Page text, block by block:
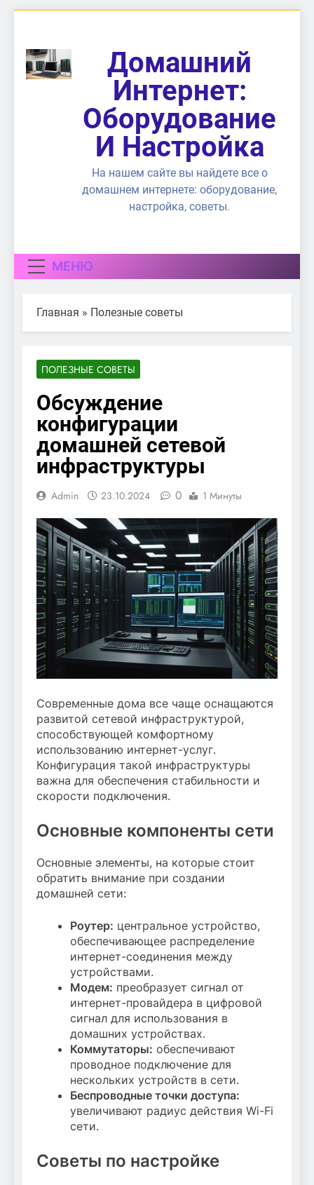
содержимому
Домашний
Интернет:
Оборудование
И Настройка
На нашем сайте вы найдете все о
домашнем интернете: оборудование,
настройка, советы.
МЕНЮ
Главная » Полезные советы
ПОЛЕЗНЫЕ СОВЕТЫ
Обсуждение
конфигурации
домашней сетевой
инфраструктуры
Admin 23.10.2024 0 1 Минуты
Современные дома все чаще оснащаются
развитой сетевой инфраструктурой,
способствующей комфортному
использованию интернет-услуг.
Конфигурация такой инфраструктуры
важна для обеспечения стабильности и
скорости подключения.
Основные компоненты сети
Основные элементы, на которые стоит
обратить внимание при создании
домашней сети:
Роутер: центральное устройство,
обеспечивающее распределение
интернет-соединения между
устройствами.
Модем: преобразует сигнал от
интернет-провайдера в цифровой
сигнал для использования в
домашних устройствах.
Коммутаторы: обеспечивают
проводное подключение для
нескольких устройств в сети.
Беспроводные точки доступа:
увеличивают радиус действия Wi-Fi
сети.
Советы по настройке